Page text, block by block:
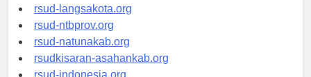
rsudtpi-kepriprov.org
rsud-langsakota.org
rsud-ntbprov.org
rsud-natunakab.org
rsudkisaran-asahankab.org